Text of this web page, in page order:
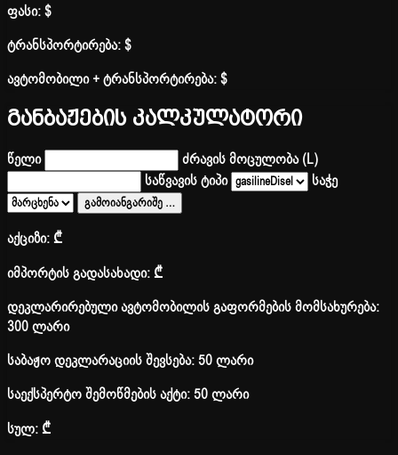
ფასი:$
ტრანსპორტირება:$
ავტომობილი + ტრანსპორტირება:$
განბაჟების კალკულატორი
წელი
ძრავის მოცულობა (L)
საწვავის ტიპი
საჭე
გამოიანგარიშე …
აქციზი:₾
იმპორტის გადასახადი:₾
დეკლარირებული ავტომობილის გაფორმების მომსახურება:
300 ლარი
საბაჟო დეკლარაციის შევსება: 50 ლარი
საექსპერტო შემოწმების აქტი: 50 ლარი
სულ:₾